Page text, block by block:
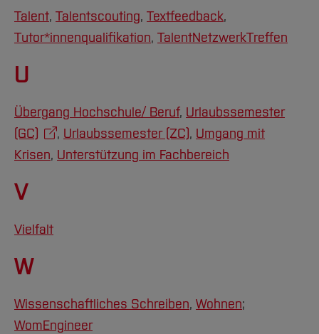
Talent, Talentscouting, Textfeedback,
Tutor*innenqualifikation, TalentNetzwerkTreffen
U
Übergang Hochschule/ Beruf, Urlaubssemester
(GC)
, Urlaubssemester (ZC), Umgang mit
Krisen, Unterstützung im Fachbereich
V
Vielfalt
W
Wissenschaftliches Schreiben, Wohnen;
WomEngineer